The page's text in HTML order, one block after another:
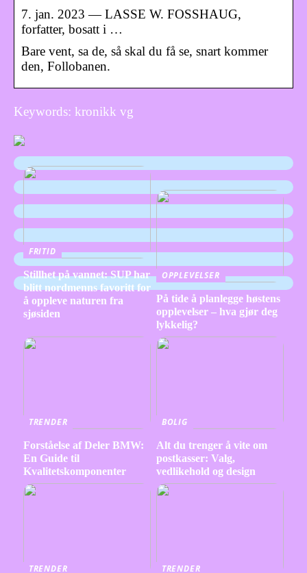
7. jan. 2023 — LASSE W. FOSSHAUG,
forfatter, bosatt i …
Bare vent, sa de, så skal du få se, snart kommer
den, Follobanen.
Keywords: kronikk vg
FRITID
Stillhet på vannet: SUP har
blitt nordmenns favoritt for
å oppleve naturen fra
sjøsiden
OPPLEVELSER
På tide å planlegge høstens
opplevelser – hva gjør deg
lykkelig?
TRENDER
Forståelse af Deler BMW:
En Guide til
Kvalitetskomponenter
BOLIG
Alt du trenger å vite om
postkasser: Valg,
vedlikehold og design
TRENDER TRENDER